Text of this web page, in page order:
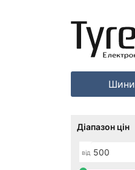
Шини
Діапазон цін
від